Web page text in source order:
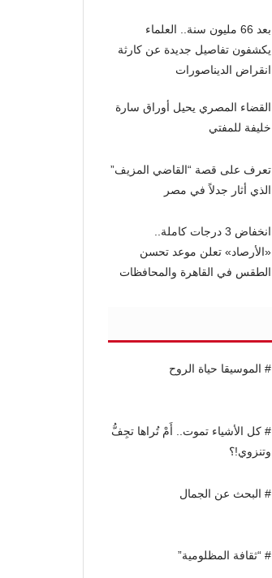
بعد 66 مليون سنة.. العلماء
يكشفون تفاصيل جديدة عن كارثة
انقراض الديناصورات
القضاء المصري يحيل أوراق سارة
خليفة للمفتي
تعرف على قصة “القاضي المزيف”
الذي أثار جدلاً في مصر
انخفاض 3 درجات كاملة..
«الأرصاد» تعلن موعد تحسن
الطقس في القاهرة والمحافظات
# الموسيقا حياة الروح
# كل الأشياء تموت.. أَمْ تُراها تجِفُّ
وتنزوي!؟
# البحث عن الجمال
# “ثقافة المظلومية”